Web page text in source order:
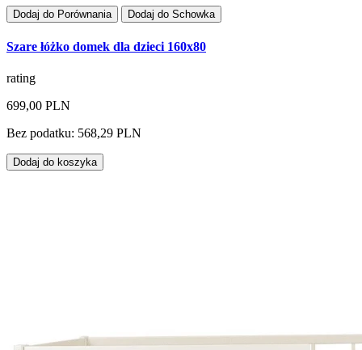
Dodaj do Porównania Dodaj do Schowka
Szare łóżko domek dla dzieci 160x80
rating
699,00 PLN
Bez podatku: 568,29 PLN
Dodaj do koszyka